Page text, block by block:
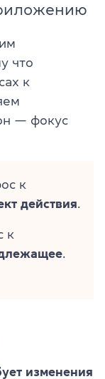
что
к
— фокус
к
действия
к
изменения